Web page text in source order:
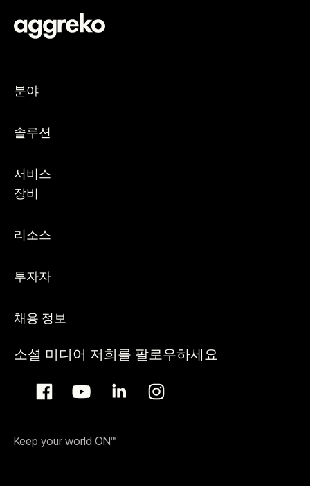
분야
솔루션
서비스
장비
리소스
투자자
채용 정보
소셜 미디어 저희를 팔로우하세요
Keep your world ON™